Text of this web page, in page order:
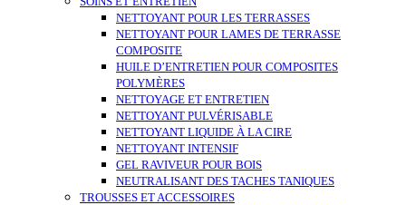
NETTOYANT POUR LES TERRASSES
NETTOYANT POUR LAMES DE TERRASSE
COMPOSITE
HUILE D’ENTRETIEN POUR COMPOSITES
POLYMÈRES
NETTOYAGE ET ENTRETIEN
NETTOYANT PULVÉRISABLE
NETTOYANT LIQUIDE À LA CIRE
NETTOYANT INTENSIF
GEL RAVIVEUR POUR BOIS
NEUTRALISANT DES TACHES TANIQUES
TROUSSES ET ACCESSOIRES